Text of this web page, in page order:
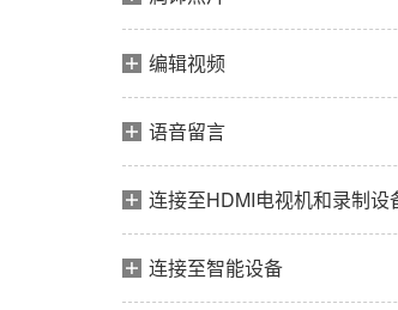
编辑视频
语音留言
连接至HDMI电视机和录制设
连接至智能设备